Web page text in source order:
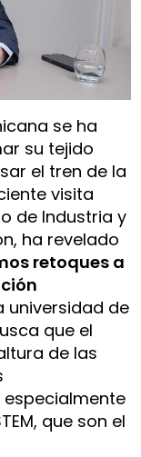
se ha
su tejido
el tren de la
visita
de Industria y
ha revelado
retoques a
universidad de
que el
de las
que son el